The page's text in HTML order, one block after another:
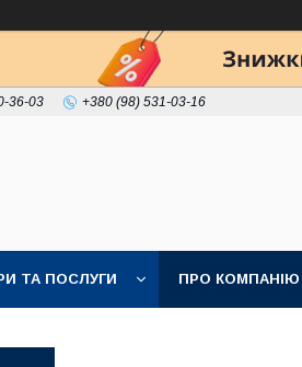
36-03 +380 (98) 531-03-16
ТА ПОСЛУГИ ПРО КОМПАНІЮ